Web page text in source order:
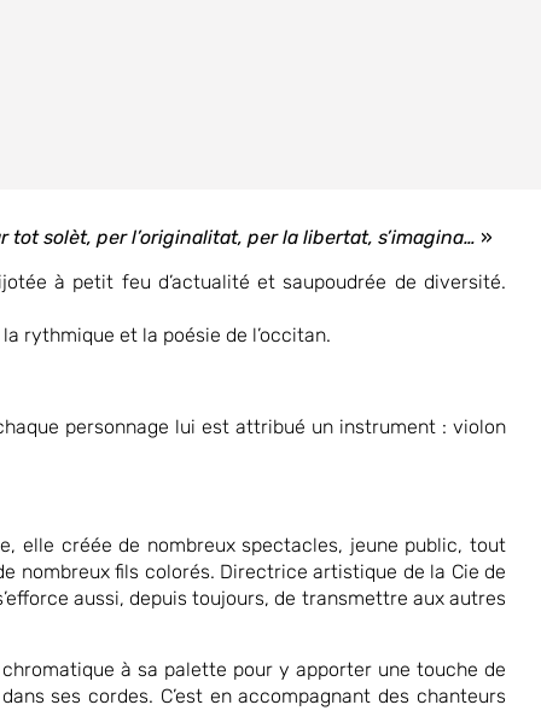
tot solèt,per l’originalitat, per la libertat, s’imagina… »
à petit feu d’actualité et saupoudrée de diversité.
rythmique et la poésie de l’occitan.
personnage lui est attribué un instrument : violon
elle créée de nombreux spectacles, jeune public, tout
nombreux fils colorés. Directrice artistique de la Cie de
aussi, depuis toujours, de transmettre aux autres
chromatique à sa palette pour y apporter une touche de
ses cordes. C’est en accompagnant des chanteurs